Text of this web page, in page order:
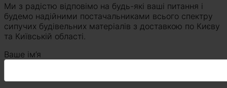
Ми з радістю відповімо на будь-які ваші питання і
будемо надійними постачальниками всього спектру
сипучих будівельних матеріалів з доставкою по Києву
та Київській області.
Ваше ім’я